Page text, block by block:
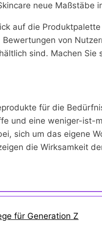
neue Maßstäbe
auf die
von
sind. Machen
für die
und eine weniger-ist-
sich um das eigene
die Wirksamkeit
für Generation Z